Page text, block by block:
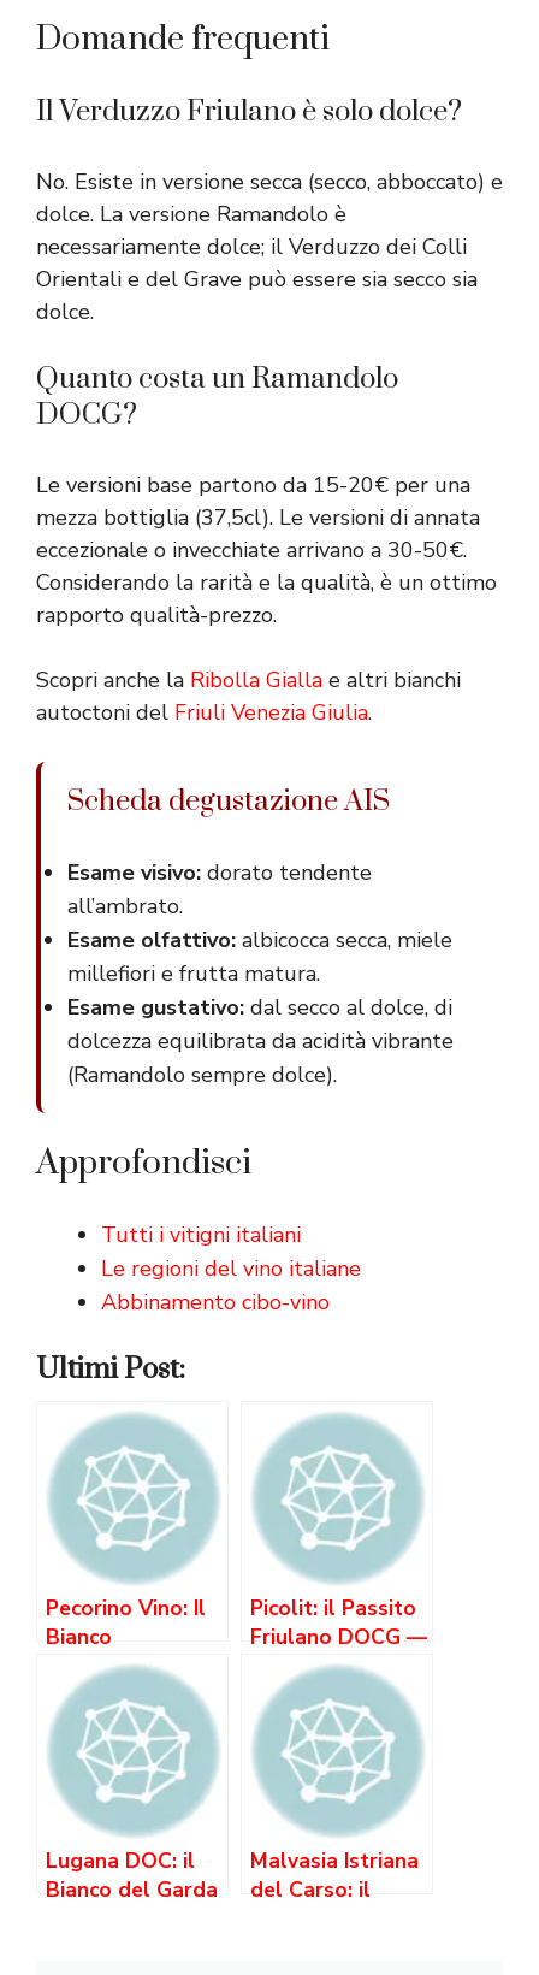
Domande frequenti
Il Verduzzo Friulano è solo dolce?
No. Esiste in versione secca (secco, abboccato) e
dolce. La versione Ramandolo è
necessariamente dolce; il Verduzzo dei Colli
Orientali e del Grave può essere sia secco sia
dolce.
Quanto costa un Ramandolo
DOCG?
Le versioni base partono da 15-20€ per una
mezza bottiglia (37,5cl). Le versioni di annata
eccezionale o invecchiate arrivano a 30-50€.
Considerando la rarità e la qualità, è un ottimo
rapporto qualità-prezzo.
Scopri anche la Ribolla Gialla e altri bianchi
autoctoni del Friuli Venezia Giulia.
Scheda degustazione AIS
Esame visivo: dorato tendente
all’ambrato.
Esame olfattivo: albicocca secca, miele
millefiori e frutta matura.
Esame gustativo: dal secco al dolce, di
dolcezza equilibrata da acidità vibrante
(Ramandolo sempre dolce).
Approfondisci
Tutti i vitigni italiani
Le regioni del vino italiane
Abbinamento cibo-vino
Ultimi Post:
Pecorino Vino: Il
Bianco
dell’Appennino
che Non Hai
Ancora Scoperto
Picolit: il Passito
Friulano DOCG —
il Grande Bianco
Dolce di cui Non
Hai Sentito
Parlare
Lugana DOC: il
Bianco del Garda
Malvasia Istriana
del Carso: il